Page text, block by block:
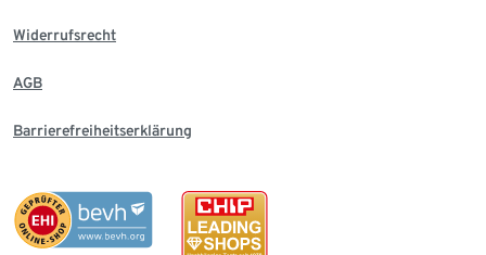
Widerrufsrecht
AGB
Barrierefreiheitserklärung